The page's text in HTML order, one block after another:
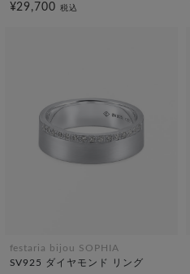
¥29,700税込
festaria bijou SOPHIA
SV925 ダイヤモンド リング